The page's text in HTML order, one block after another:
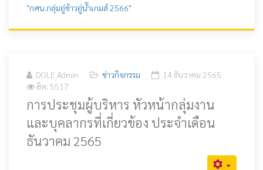
"กศน.กลุ่มอู่ข้าวอู่น้ำเกมส์ 2566"
DOLE_Admin ข่าวกิจกรรม
14 ธันวาคม 2565
ฮิต: 5517
การประชุมผู้บริหาร หัวหน้ากลุ่มงาน
และบุคลากรที่เกี่ยวข้อง ประจำเดือน
ธันวาคม 2565